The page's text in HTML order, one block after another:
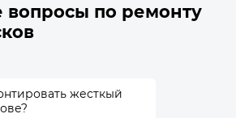
вопросы по ремонту
жесткый